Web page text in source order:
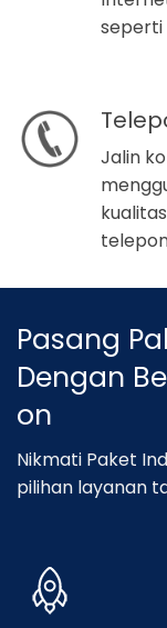
seperti
Jalin
Pasang
Dengan
on
Nikmati Paket
pilihan layanan